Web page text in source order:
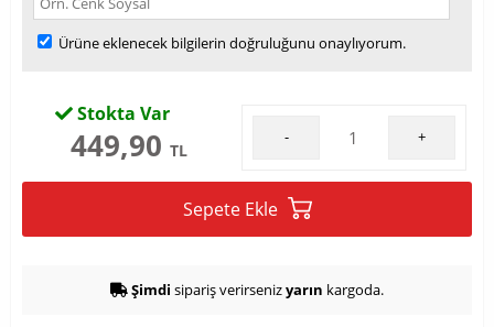
Ürüne eklenecek bilgilerin doğruluğunu onaylıyorum.
Stokta Var
449,90 TL
- +
Sepete Ekle
Şimdi sipariş verirsenizyarın kargoda.